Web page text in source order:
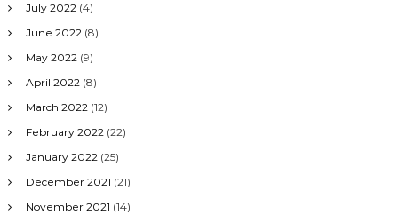
July 2022(4)
June 2022(8)
May 2022(9)
April 2022(8)
March 2022(12)
February 2022(22)
January 2022(25)
December 2021 (21)
November 2021 (14)